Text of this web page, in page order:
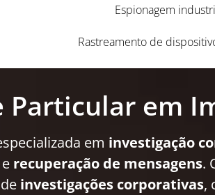
Espionagem
Rastreamento de
Particular em
em investigação
recuperação de mensagens.
investigações corporativas,